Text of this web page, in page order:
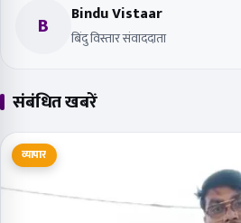
B Bindu Vistaar
बिंदु विस्तार संवाददाता
संबंधित खबरें
व्यापार